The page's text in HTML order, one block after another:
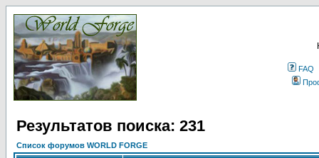
FAQ
Результатов поиска: 231
Список форумов WORLD FORGE